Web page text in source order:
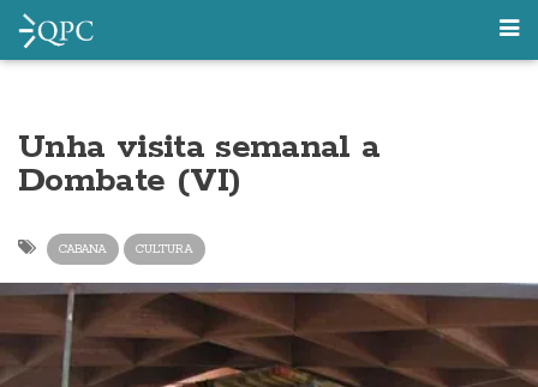
Unha visita semanal a
Dombate (VI)
CABANA CULTURA